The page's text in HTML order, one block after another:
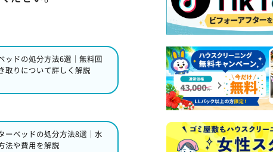
ッドの処分方法6選｜無料回
取りについて詳しく解説
ーベッドの処分方法8選｜水
法や費用を解説